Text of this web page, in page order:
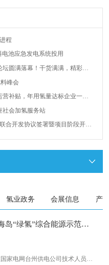
程
池应急发电系统投用
圆满落幕！干货满满，精彩瞬
峰会
补贴，年用氢量达标企业一次
社会加氢服务站
合开发协议签署暨项目阶段开发
在温宿县成功举办
终端销售价格
氢业政务 会展信息 产
岛“绿氢”综合能源示范项
家电网台州供电公司技术人员的